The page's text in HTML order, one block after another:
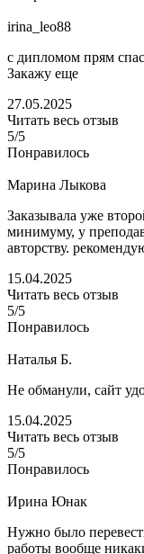
irina_leo88
с дипломом прям
Закажу еще
27.05.2025
Читать весь отзыв
5/5
Понравилось
Марина Лыкова
Заказывала уже
минимуму, у
авторству.
15.04.2025
Читать весь отзыв
5/5
Понравилось
Наталья Б.
Не обманули, сайт
15.04.2025
Читать весь отзыв
5/5
Понравилось
Ирина Юнак
Нужно было
работы вообще